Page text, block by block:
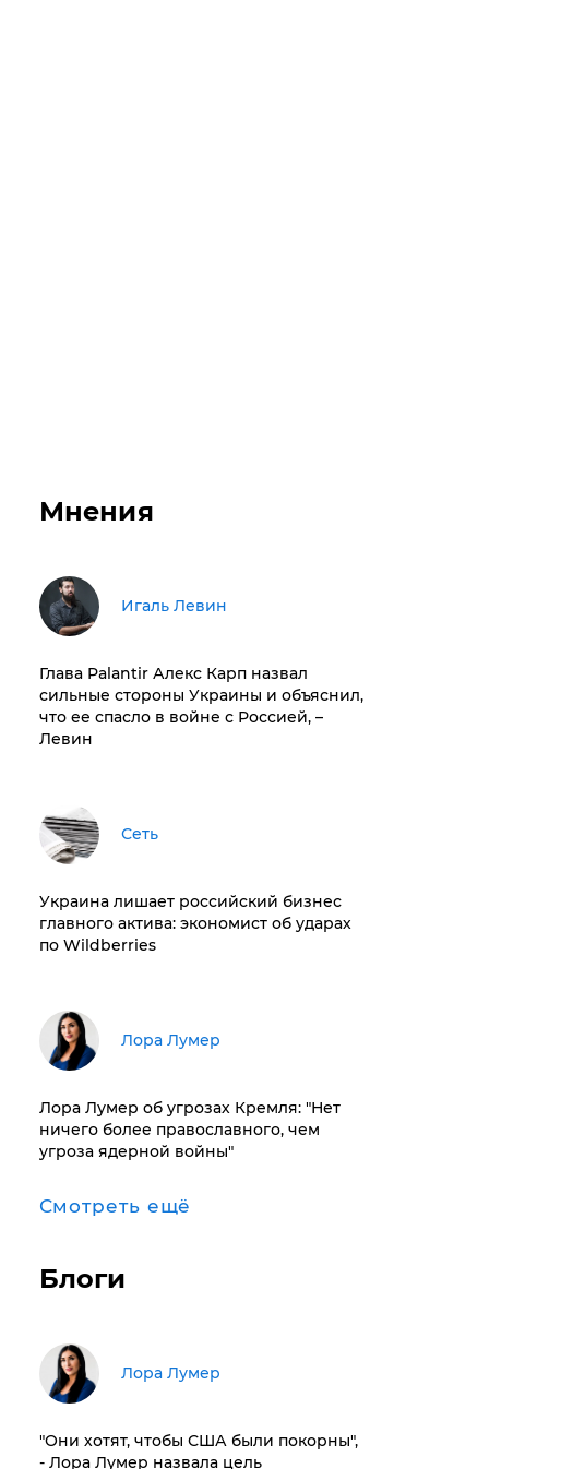
Мнения
Игаль Левин
Глава Palantir Алекс Карп назвал
сильные стороны Украины и объяснил,
что ее спасло в войне с Россией, –
Левин
Сеть
​Украина лишает российский бизнес
главного актива: экономист об ударах
по Wildberries
​Лора Лумер
Лора Лумер об угрозах Кремля: "Нет
ничего более православного, чем
угроза ядерной войны"
Смотреть ещё
Блоги
​Лора Лумер
"Они хотят, чтобы США были покорны",
- Лора Лумер назвала цель